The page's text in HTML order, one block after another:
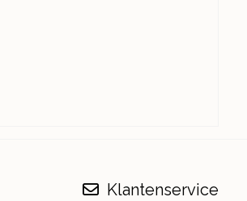
Klantenservice